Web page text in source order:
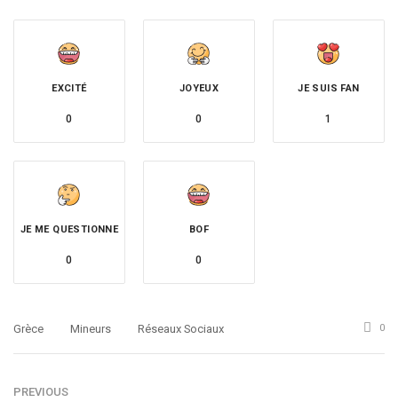
EXCITÉ
0
JOYEUX
0
JE SUIS FAN
1
JE ME QUESTIONNE
0
BOF
0
Grèce Mineurs Réseaux Sociaux 0
PREVIOUS